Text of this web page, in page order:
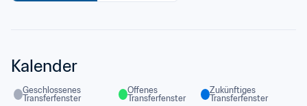
Kalender
Geschlossenes
Transferfenster
Offenes
Transferfenster
Zukünftiges
Transferfenster